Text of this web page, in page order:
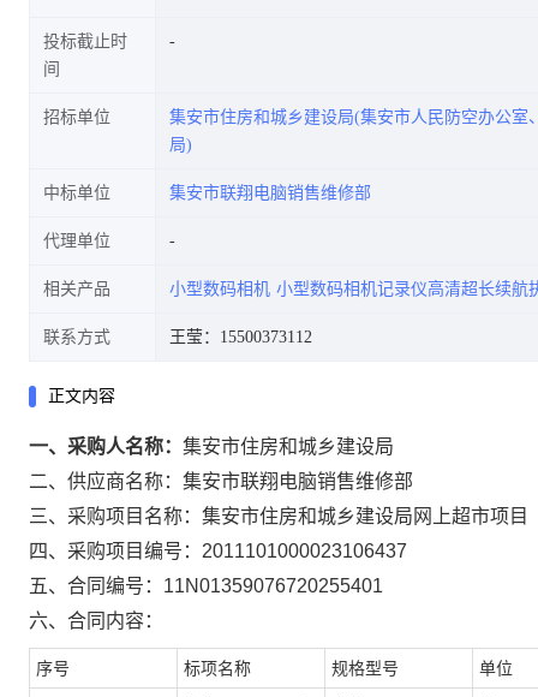
投标截止时
间
招标单位
集安市住房和城乡建设局(集安市人民防空办公室
局)
中标单位 集安市联翔电脑销售维修部
代理单位
相关产品 小型数码相机 小型数码相机记录仪高清超长续航
联系方式 王莹：15500373112
正文内容
一、采购人名称： 集安市住房和城乡建设局
二、供应商名称： 集安市联翔电脑销售维修部
三、采购项目名称： 集安市住房和城乡建设局网上超市项目
四、采购项目编号： 2011101000023106437
五、合同编号： 11N01359076720255401
六、合同内容：
序号 标项名称 规格型号 单位